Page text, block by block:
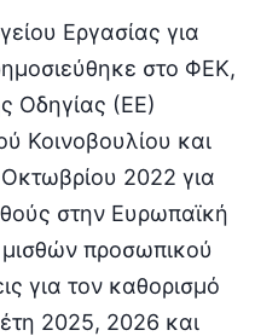
Εργασίας για
στο ΦΕΚ,
Οδηγίας (ΕΕ)
Κοινοβουλίου και
2022 για
στην Ευρωπαϊκή
προσωπικού
για τον καθορισμό
2025, 2026 και